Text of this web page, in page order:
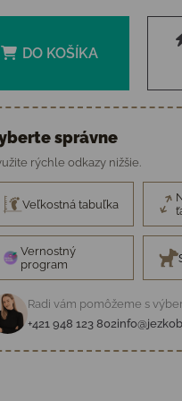
DO KOŠÍKA
správne
rýchle odkazy nižšie.
Veľkostná tabuľka
Vernostný
program
Radi vám pomôžeme s
+421 948 123 802